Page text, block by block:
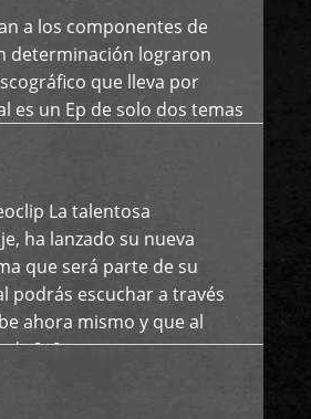
a los componentes de
determinación lograron
que lleva por
es un Ep de solo dos temas
La talentosa
ha lanzado su nueva
que será parte de su
podrás escuchar a través
ahora mismo y que al
de […]